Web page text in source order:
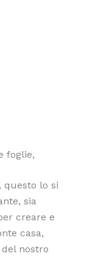
foglie,
questo lo si
sia
creare e
casa,
nostro